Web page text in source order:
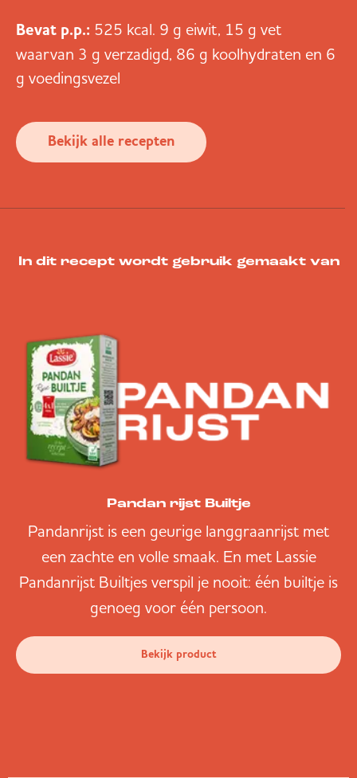
Bevat p.p.: 525 kcal. 9 g eiwit, 15 g vet
waarvan 3 g verzadigd, 86 g koolhydraten en 6
g voedingsvezel
Bekijk alle recepten
In dit recept wordt gebruik gemaakt van
Pandan rijst Builtje
Pandanrijst is een geurige langgraanrijst met
een zachte en volle smaak. En met Lassie
Pandanrijst Builtjes verspil je nooit: één builtje is
genoeg voor één persoon.
Bekijk product